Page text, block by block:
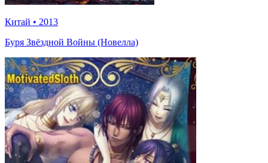
Китай • 2013
Буря Звёздной Войны (Новелла)